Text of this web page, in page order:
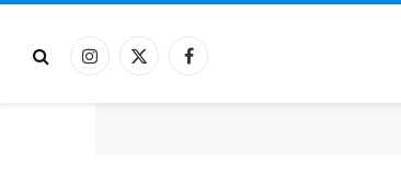
فيسبوكX
الانستغرام